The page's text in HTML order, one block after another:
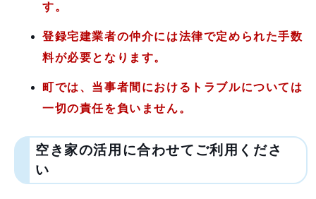
す。
登録宅建業者の仲介には法律で定められた手数
料が必要となります。
町では、当事者間におけるトラブルについては
一切の責任を負いません。
空き家の活用に合わせてご利用くださ
い